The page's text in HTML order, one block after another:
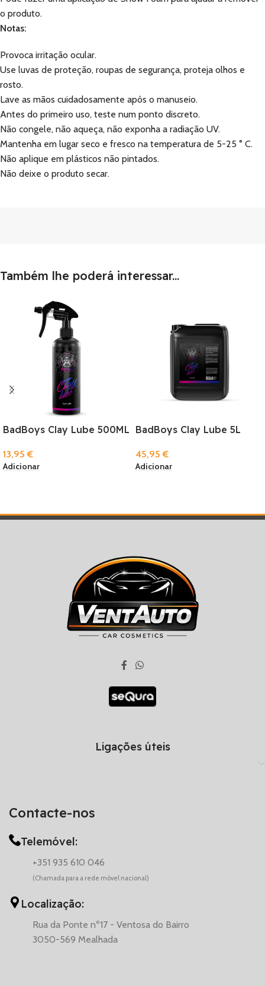
o produto.
Notas:
Provoca irritação ocular.
Use luvas de proteção, roupas de segurança, proteja olhos e
rosto.
Lave as mãos cuidadosamente após o manuseio.
Antes do primeiro uso, teste num ponto discreto.
Não congele, não aqueça, não exponha a radiação UV.
Mantenha em lugar seco e fresco na temperatura de 5-25 ° C.
Não aplique em plásticos não pintados.
Não deixe o produto secar.
Também lhe poderá interessar...
BadBoys Clay Lube 500ML
13,95€
Adicionar
BadBoys Clay Lube 5L
45,95€
Adicionar
Contacte-nos
Telemóvel:
+351 935 610 046
(Chamada para a rede móvel nacional)
Localização:
Rua da Ponte nº17 - Ventosa do Bairro
3050-569 Mealhada
Ligações úteis